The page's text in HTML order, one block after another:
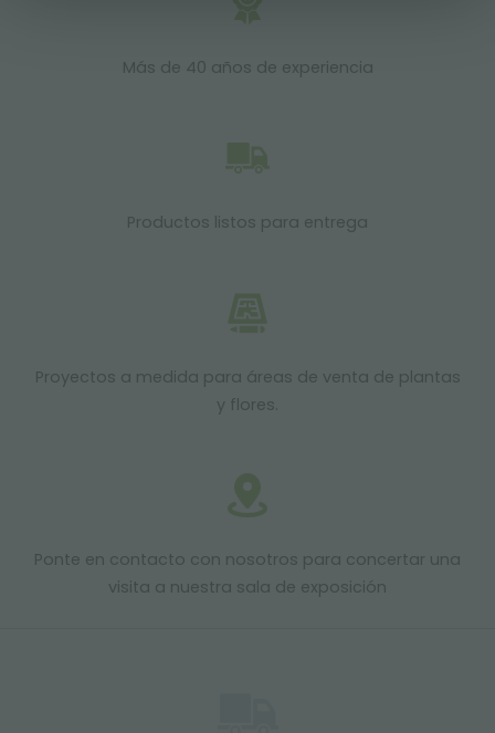
Más de 40 años de experiencia
Productos listos para entrega
Proyectos a medida para áreas de venta de plantas
y flores.
Ponte en contacto con nosotros para concertar una
visita a nuestra sala de exposición